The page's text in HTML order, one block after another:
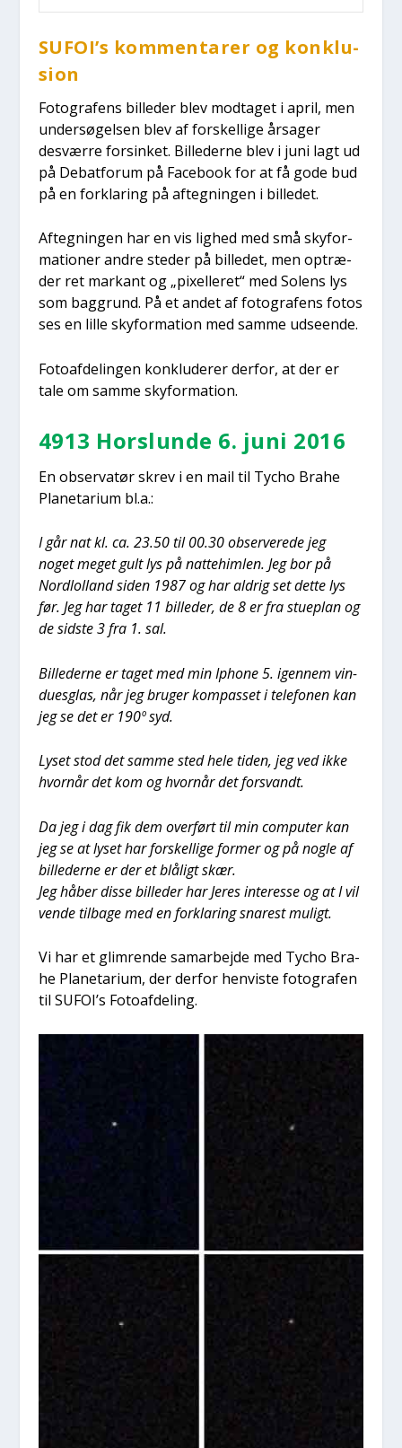
SUFOI’s kom­men­ta­rer og kon­klu­
sion
Foto­gra­fens bil­le­der blev mod­ta­get i april, men
under­sø­gel­sen blev af for­skel­li­ge årsa­ger
desvær­re for­sin­ket. Bil­le­der­ne blev i juni lagt ud
på Debat­forum på Face­book for at få gode bud
på en for­kla­ring på afteg­nin­gen i bil­le­det.
Afteg­nin­gen har en vis lig­hed med små sky­for­
ma­tio­ner andre ste­der på bil­le­det, men optræ­
der ret mar­kant og „pixel­le­ret“ med Solens lys
som bag­grund. På et andet af foto­gra­fens fotos
ses en lil­le sky­for­ma­tion med sam­me udse­en­de.
Foto­af­de­lin­gen kon­klu­de­rer der­for, at der er
tale om sam­me sky­for­ma­tion.
4913 Hor­slun­de 6. juni 2016
En obser­va­tør skrev i en mail til Tycho Bra­he
Pla­ne­ta­ri­um bl.a.:
I går nat kl. ca. 23.50 til 00.30 obser­ve­re­de jeg
noget meget gult lys på nat­te­him­len. Jeg bor på
Nord­lol­land siden 1987 og har aldrig set det­te lys
før. Jeg har taget 11 bil­le­der, de 8 er fra stu­e­plan og
de sid­ste 3 fra 1. sal.
Bil­le­der­ne er taget med min Ipho­ne 5. igen­nem vin­
du­es­glas, når jeg bru­ger kom­pas­set i tele­fo­nen kan
jeg se det er 190º syd.
Lyset stod det sam­me sted hele tiden, jeg ved ikke
hvor­når det kom og hvor­når det for­svandt.
Da jeg i dag fik dem over­ført til min com­pu­ter kan
jeg se at lyset har for­skel­li­ge for­mer og på nog­le af
bil­le­der­ne er der et blå­ligt skær.
Jeg håber dis­se bil­le­der har Jeres inter­es­se og at I vil
ven­de til­ba­ge med en for­kla­ring sna­rest muligt.
Vi har et glim­ren­de sam­ar­bej­de med Tycho Bra­
he Pla­ne­ta­ri­um, der der­for hen­vi­ste foto­gra­fen
til SUFOI’s Foto­af­de­ling.